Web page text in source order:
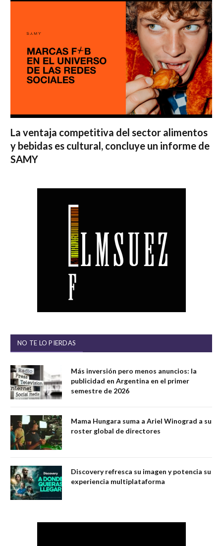
La ventaja competitiva del sector alimentos
y bebidas es cultural, concluye un informe de
SAMY
NO TE LO PIERDAS
Más inversión pero menos anuncios: la
publicidad en Argentina en el primer
semestre de 2026
Mama Hungara suma a Ariel Winograd a su
roster global de directores
Discovery refresca su imagen y potencia su
experiencia multiplataforma